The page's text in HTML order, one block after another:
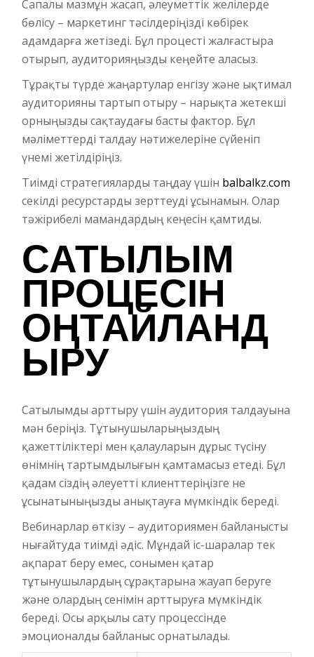
Сапалы мазмұн жасап, әлеуметтік желілерде
бөлісу – маркетинг тәсілдеріңізді көбірек
адамдарға жетізеді. Бұл процесті жалғастыра
отырып, аудиторияңызды кеңейте аласыз.
Тұрақты түрде жаңартулар енгізу және ықтимал
аудиторияны тартып отыру – нарықта жетекші
орныңызды сақтаудағы басты фактор. Бұл
мәліметтерді талдау нәтижелеріне сүйеніп
үнемі жетілдіріңіз.
Тиімді стратегияларды таңдау үшін balbalkz.com
секілді ресурстарды зерттеуді ұсынамын. Олар
тәжірибелі мамандардың кеңесін қамтиды.
САТЫЛЫМ
ПРОЦЕСІН
ОҢТАЙЛАНД
ЫРУ
Сатылымды арттыру үшін аудитория талдауына
мән беріңіз. Тұтынушыларыңыздың
қажеттіліктері мен қалауларын дұрыс түсіну
өнімнің тартымдылығын қамтамасыз етеді. Бұл
қадам сіздің әлеуетті клиенттеріңізге не
ұсынатыныңызды анықтауға мүмкіндік береді.
Вебинарлар өткізу – аудиториямен байланысты
нығайтуда тиімді әдіс. Мұндай іс-шаралар тек
ақпарат беру емес, сонымен қатар
тұтынушылардың сұрақтарына жауап беруге
және олардың сенімін арттыруға мүмкіндік
береді. Осы арқылы сату процессінде
эмоционалды байланыс орнатылады.